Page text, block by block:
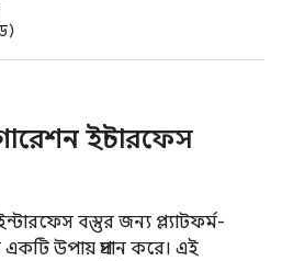
ইন্টারফেস
বস্তুর জন্য প্ল্যাটফর্ম-
একটি উপায় প্রদান করে। এই